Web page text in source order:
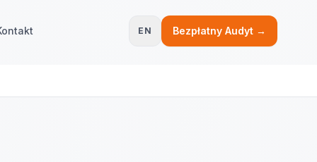
EN Bezpłatny Audyt →